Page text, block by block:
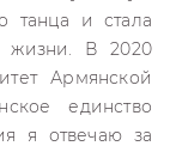
танца и стала
жизни. В 2020
Армянской
единство
я отвечаю за